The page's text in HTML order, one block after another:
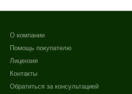
О компании
Помощь покупателю
Лицензия
Контакты
Обратиться за консультацией